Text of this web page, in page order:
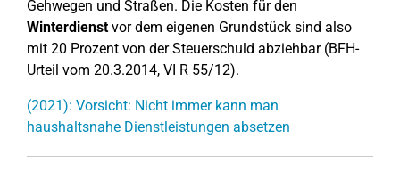
Gehwegen und Straßen. Die Kosten für den
Winterdienstvor dem eigenen Grundstück sind also
mit 20 Prozent von der Steuerschuld abziehbar (BFH-
Urteil vom 20.3.2014, VI R 55/12).
(2021): Vorsicht: Nicht immer kann man
haushaltsnahe Dienstleistungen absetzen